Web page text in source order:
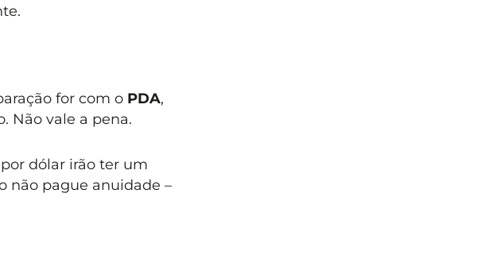
for com o PDA,
Não vale a pena.
dólar irão ter um
não pague anuidade –